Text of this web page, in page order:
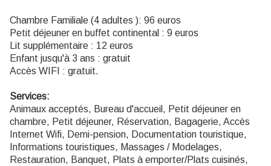
Chambre Familiale (4 adultes ): 96 euros
Petit déjeuner en buffet continental : 9 euros
Lit supplémentaire : 12 euros
Enfant jusqu'à 3 ans : gratuit
Accès WIFI : gratuit.
Services:
Animaux acceptés, Bureau d'accueil, Petit déjeuner en
chambre, Petit déjeuner, Réservation, Bagagerie, Accès
Internet Wifi, Demi-pension, Documentation touristique,
Informations touristiques, Massages / Modelages,
Restauration, Banquet, Plats à emporter/Plats cuisinés,